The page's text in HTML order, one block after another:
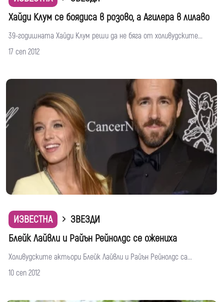
Хайди Клум се боядиса в розово, а Агилера в лилаво
39-годишната Хайди Клум реши да не бяга от холивудските...
17 сеп 2012
ИЗВЕСТНА
ЗВЕЗДИ
Блейк Лайвли и Райън Рейнолдс се ожениха
Холивудските актьори Блейк Лайвли и Райън Рейнолдс са...
10 сеп 2012